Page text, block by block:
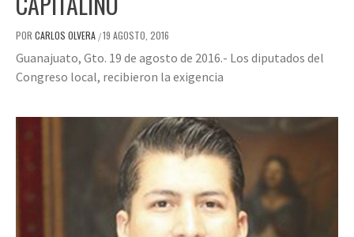
POR CARLOS OLVERA /19 AGOSTO, 2016
Guanajuato, Gto. 19 de agosto de 2016.- Los diputados del
Congreso local, recibieron la exigencia